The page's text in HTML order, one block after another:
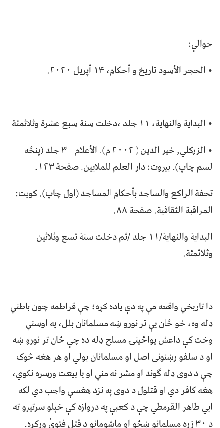
حوالې:
• الحجر الأسود تاريخ و أحكام، ۱۴ أپريل ۲۰۲۰.
• البداية والنهاية، ۱۱ جلد ،دخلت سنة سبع عشرة وثلاثمئة
• الزركلي, خير الدين ( ۲۰۰۲ م). الأعلام – ۳ جلد (پنځه
لسم چاپ). بيروت: دار العلم للملايين. صفحة ۱۲۳.
تحفة الراكع والساجد بأحكام المساجد (اول چاپ). کويت:
المراقبة الثقافية. صفحة ۸۸.
البداية والنهاية/۱۱ جلد /ثم دخلت سنة تسع وثلاثين
وثلاثمئة.
دا تاريخي واقعه مې په دې ياده کړه؛ چې قراطمه چون باطني
ډله وه، خو ځان يې تر نورو ښه مسلمانان بلل، په اوسني
وخت کې داعش يواځینۍ مسلح ډله ده چې ځان تر نورو ښه
او د سلفو رښتونی اصل او مسلمانان بولي او هر هغه څوک
چې د دوی ډله ګوند او مشر نه مني او يا بيعت ورسره نکوي،
هغه کافر دي او قتلول د دوی په نزد هغسې واجب دي لکه
ابي طاهر القرمطي چې د کعبې په دروازه کې خپلو سرتيرو ته
د ۳۰ زره مسلمانو ښځو او ماشومانو د قتل فتویٰ ورکړه.